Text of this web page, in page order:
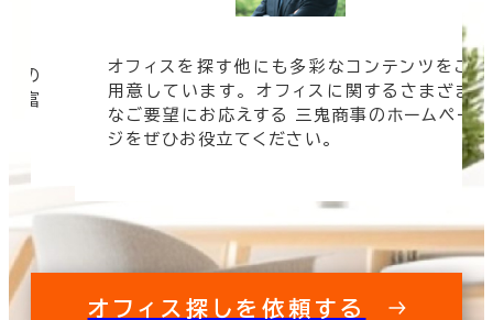
の
豊富
オフィスを探す他にも多彩なコンテンツをご
用意しています。 オフィスに関するさまざま
なご要望にお応えする 三鬼商事のホームペー
ジをぜひお役立てください。
オフィス探しを依頼する